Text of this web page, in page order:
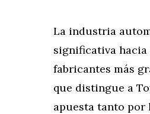
La industria
significativa
fabricantes más
que distingue a
apuesta tanto por